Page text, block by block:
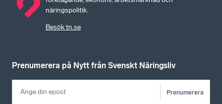
näringspolitik.
Besök tn.se
Prenumerera på Nytt från Svenskt Näringsliv
Prenumerera